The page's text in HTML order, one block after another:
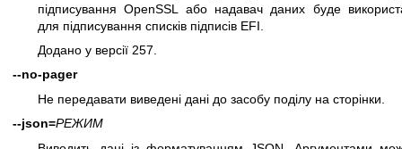
підписування OpenSSL або надавач даних буде
для підписування списків підписів EFI.
Додано у версії 257.
--no-pager
Не передавати виведені дані до засобу поділу на сторінки.
--json=РЕЖИМ